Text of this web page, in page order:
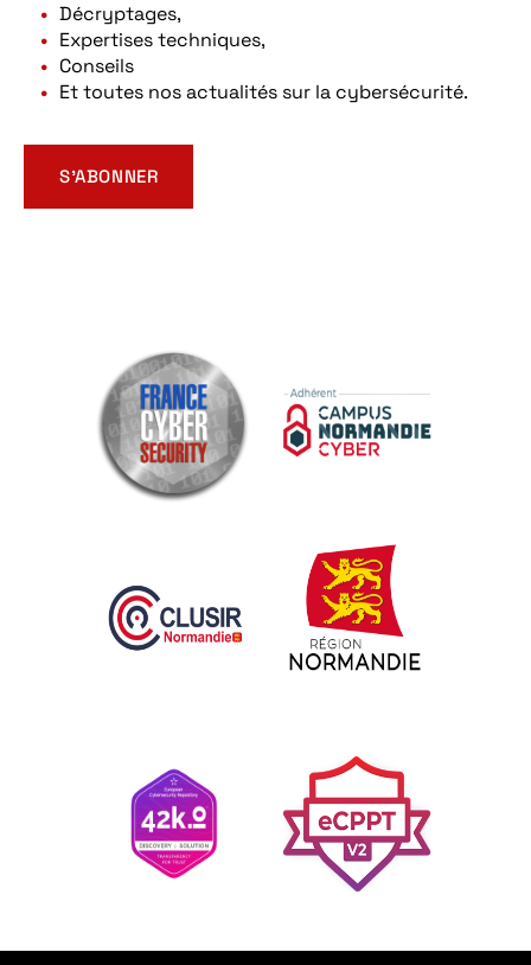
Décryptages,
Expertises techniques,
Conseils
Et toutes nos actualités sur la cybersécurité.
S’ABONNER